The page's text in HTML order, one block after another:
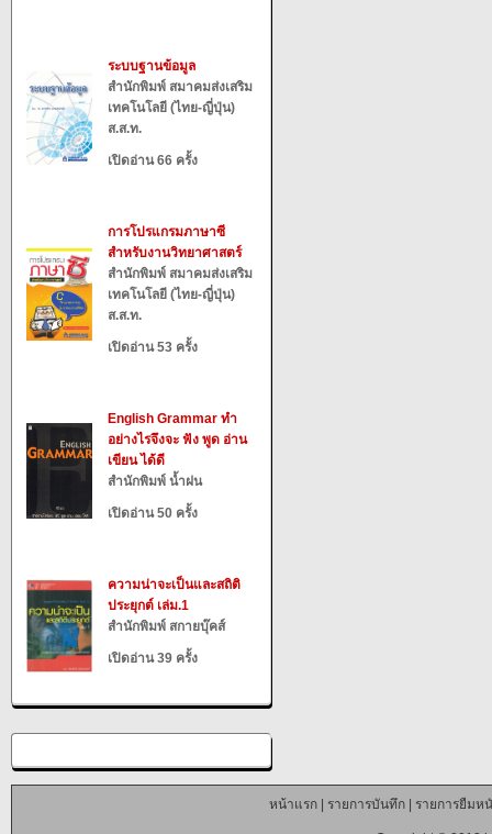
ระบบฐานข้อมูล
สำนักพิมพ์ สมาคมส่งเสริม
เทคโนโลยี (ไทย-ญี่ปุ่น)
ส.ส.ท.
เปิดอ่าน 66 ครั้ง
การโปรแกรมภาษาซี
สำหรับงานวิทยาศาสตร์
สำนักพิมพ์ สมาคมส่งเสริม
เทคโนโลยี (ไทย-ญี่ปุ่น)
ส.ส.ท.
เปิดอ่าน 53 ครั้ง
English Grammar ทำ
อย่างไรจึงจะ ฟัง พูด อ่าน
เขียน ได้ดี
สำนักพิมพ์ น้ำฝน
เปิดอ่าน 50 ครั้ง
ความน่าจะเป็นและสถิติ
ประยุกต์ เล่ม.1
สำนักพิมพ์ สกายบุ๊คส์
เปิดอ่าน 39 ครั้ง
หน้าแรก| รายการบันทึก| รายการยืมห